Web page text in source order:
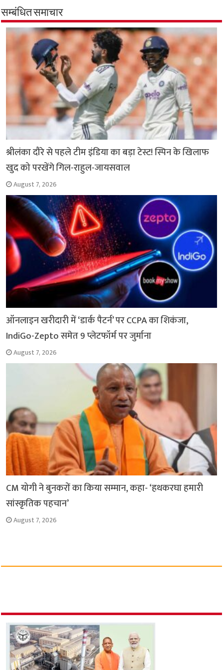
b
o
o
s
A
p
p
t
e
r
r
a
m
i
n
k
सम्बंधित समाचार
श्रीलंका दौरे से पहले टीम इंडिया का बड़ा टेस्ट! स्पिन के खिलाफ
खुद को परखेंगे गिल-राहुल-जायसवाल
August 7, 2026
ऑनलाइन खरीदारी में ‘डार्क पैटर्न’ पर CCPA का शिकंजा,
IndiGo-Zepto समेत 9 प्लेटफॉर्म पर जुर्माना
August 7, 2026
CM योगी ने बुनकरों का किया सम्मान, कहा- ‘हथकरघा हमारी
सांस्कृतिक पहचान’
August 7, 2026